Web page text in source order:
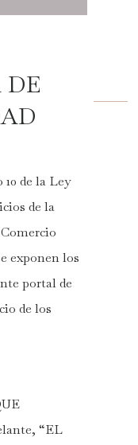
de la Ley
de la
exponen los
portal de
de los
“EL